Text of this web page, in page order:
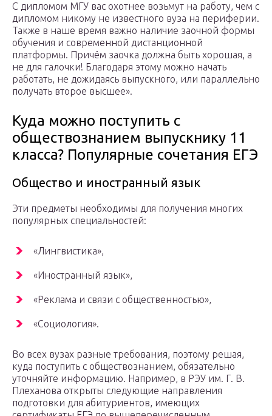
С дипломом МГУ вас охотнее возьмут на работу, чем с
дипломом никому не известного вуза на периферии.
Также в наше время важно наличие заочной формы
обучения и современной дистанционной
платформы. Причём заочка должна быть хорошая, а
не для галочки! Благодаря этому можно начать
работать, не дожидаясь выпускного, или параллельно
получать второе высшее».
Куда можно поступить с
обществознанием выпускнику 11
класса? Популярные сочетания ЕГЭ
Общество и иностранный язык
Эти предметы необходимы для получения многих
популярных специальностей:
«Лингвистика»,
«Иностранный язык»,
«Реклама и связи с общественностью»,
«Социология».
Во всех вузах разные требования, поэтому решая,
куда поступить с обществознанием, обязательно
уточняйте информацию. Например, в РЭУ им. Г. В.
Плеханова открыты следующие направления
подготовки для абитуриентов, имеющих